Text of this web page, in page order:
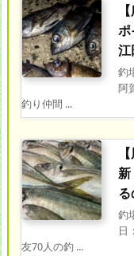
ポ
江
釣
阿
釣り仲間 ...
新
釣
日
友70人の釣 ...